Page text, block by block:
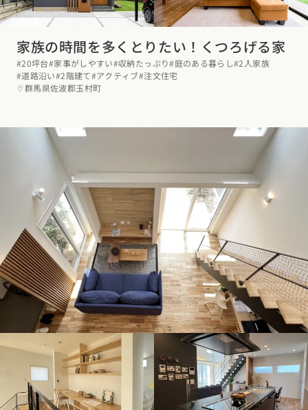
家族の時間を多くとりたい！くつろげる家
#20坪台#家事がしやすい#収納たっぷり#庭のある暮らし#2人家族
#道路沿い#2階建て#アクティブ#注文住宅
群馬県佐波郡玉村町